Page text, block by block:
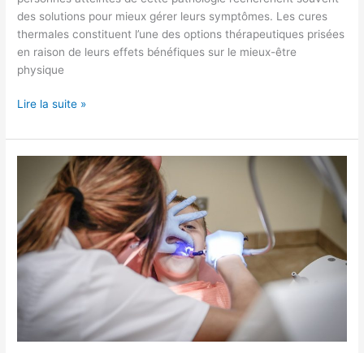
des solutions pour mieux gérer leurs symptômes. Les cures
thermales constituent l’une des options thérapeutiques prisées
en raison de leurs effets bénéfiques sur le mieux-être
physique
Lire la suite »
faut
savoir
sur
la
couronne
dentaire
:
intervention